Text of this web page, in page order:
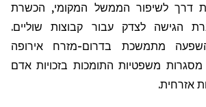
דרך לשיפור הממשל המקומי, הכשרת
הגישה לצדק עבור קבוצות שוליים.
מתמשכת בדרום-מזרח אירופה
מסגרות משפטיות התומכות בזכויות אדם
אזרחית.